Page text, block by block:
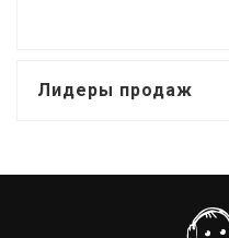
Лидеры продаж